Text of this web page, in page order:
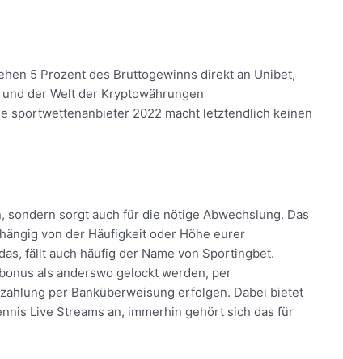
5 Prozent des Bruttogewinns direkt an Unibet,
der Welt der Kryptowährungen
sportwettenanbieter 2022 macht letztendlich keinen
sorgt auch für die nötige Abwechslung. Das
von der Häufigkeit oder Höhe eurer
fällt auch häufig der Name von Sportingbet.
als anderswo gelockt werden, per
per Banküberweisung erfolgen. Dabei bietet
Live Streams an, immerhin gehört sich das für